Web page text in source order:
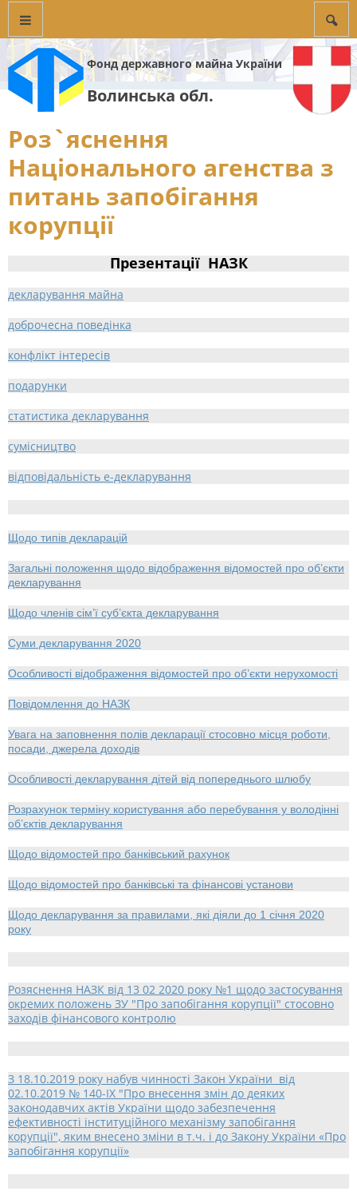
Фонд державного майна України
Волинська обл.
Роз`яснення
Національного агенства з
питань запобігання
корупції
Презентації НАЗК
декларування майна
доброчесна поведінка
конфлікт інтересів
подарунки
статистика декларування
сумісництво
відповідальність е-декларування
Щодо типів декларацій
Загальні положення щодо відображення відомостей про об’єкти
декларування
Щодо членів сім’ї суб’єкта декларування
Суми декларування 2020
Особливості відображення відомостей про об’єкти нерухомості
Повідомлення до НАЗК
Увага на заповнення полів декларації стосовно місця роботи,
посади, джерела доходів
Особливості декларування дітей від попереднього шлюбу
Розрахунок терміну користування або перебування у володінні
об’єктів декларування
Щодо відомостей про банківський рахунок
Щодо відомостей про банківські та фінансові установи
Щодо декларування за правилами, які діяли до 1 січня 2020
року
Розяснення НАЗК від 13 02 2020 року №1 щодо застосування
окремих положень ЗУ "Про запобігання корупції" стосовно
заходів фінансового контролю
З 18.10.2019 року набув чинності Закон України від
02.10.2019 № 140-IX "Про внесення змін до деяких
законодавчих актів України щодо забезпечення
ефективності інституційного механізму запобігання
корупції", яким внесено зміни в т.ч. і до Закону України «Про
запобігання корупції»